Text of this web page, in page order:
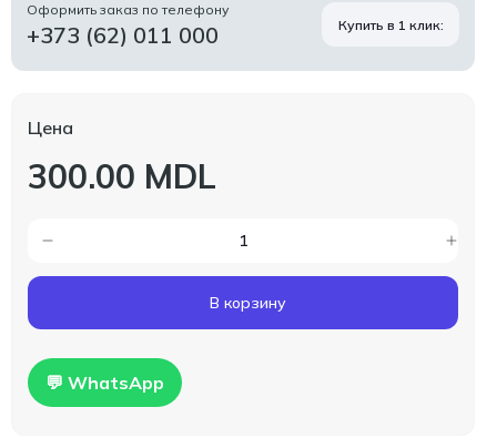
Оформить заказ по телефону
+373 (62) 011 000 Купить в 1 клик:
Цена
300.00 MDL
В корзину
💬 WhatsApp